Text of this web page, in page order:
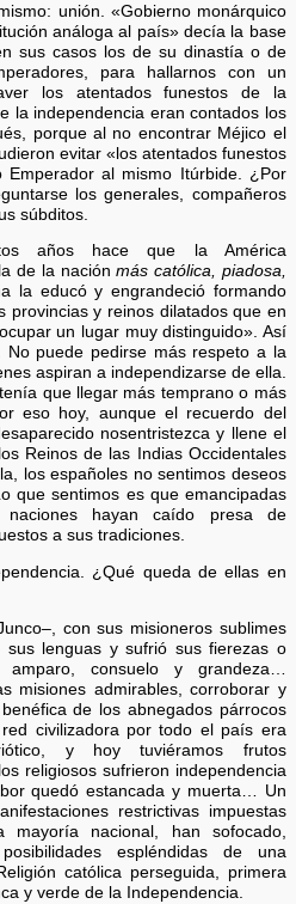
unión. «Gobierno monárquico
análoga al país» decía la base
sus casos los de su dinastía o de
para hallarnos con un
los atentados funestos de la
la independencia eran contados los
porque al no encontrar Méjico el
evitar «los atentados funestos
Emperador al mismo Itúrbide. ¿Por
los generales, compañeros
súbditos.
años hace que la América
de la naciónmás católica, piadosa,
la educó y engrandeció formando
provincias y reinos dilatados que en
un lugar muy distinguido». Así
puede pedirse más respeto a la
aspiran a independizarse de ella.
que llegar más temprano o más
eso hoy, aunque el recuerdo del
nosentristezca y llene el
Reinos de las Indias Occidentales
los españoles no sentimos deseos
que sentimos es que emancipadas
hayan caído presa de
a sus tradiciones.
¿Qué queda de ellas en
con sus misioneros sublimes
sus lenguas y sufrió sus fierezas o
consuelo y grandeza…
misiones admirables, corroborar y
de los abnegados párrocos
civilizadora por todo el país era
y hoy tuviéramos frutos
religiosos sufrieron independencia
quedó estancada y muerta… Un
restrictivas impuestas
nacional, han sofocado,
espléndidas de una
católica perseguida, primera
y verde de la Independencia.